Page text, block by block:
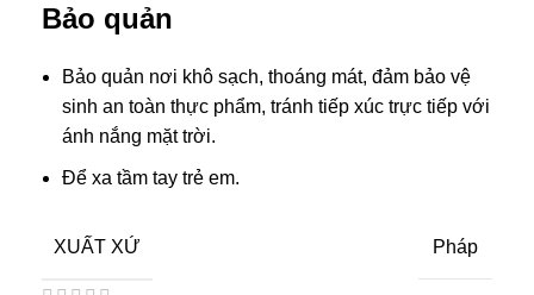
Bảo quản
Bảo quản nơi khô sạch, thoáng mát, đảm bảo vệ
sinh an toàn thực phẩm, tránh tiếp xúc trực tiếp với
ánh nắng mặt trời.
Để xa tầm tay trẻ em.
XUẤT XỨ Pháp